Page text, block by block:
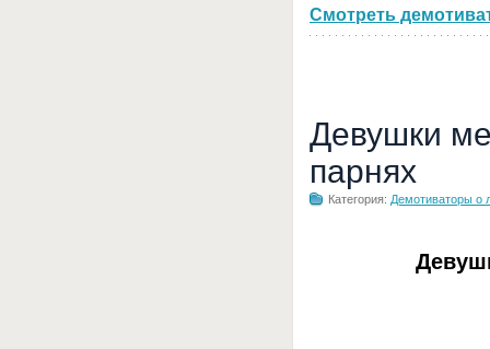
Смотреть
Девушки
парнях
Категория: Демотиваторы о